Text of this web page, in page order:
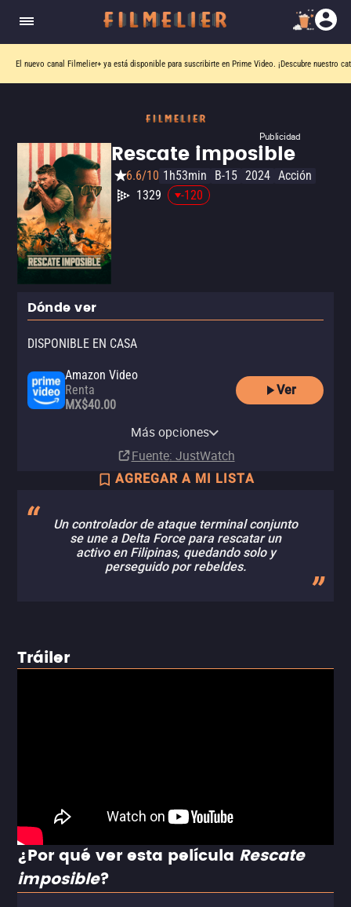
El nuevo canal Filmelier+ ya está disponible para suscribirte en Prime Video. ¡Descubre nuestro
Publicidad
Rescate imposible
6.6/10 1h53min B-15 2024 Acción
1329
-120
Dónde ver
DISPONIBLE EN CASA
Amazon Video
Renta
MX$40.00
Ver
Apple TV Store
Más opciones
Fuente: JustWatch
AGREGAR A MI LISTA
Un controlador de ataque terminal conjunto
se une a Delta Force para rescatar un
activo en Filipinas, quedando solo y
perseguido por rebeldes.
Tráiler
¿Por qué ver esta película Rescate
imposible?